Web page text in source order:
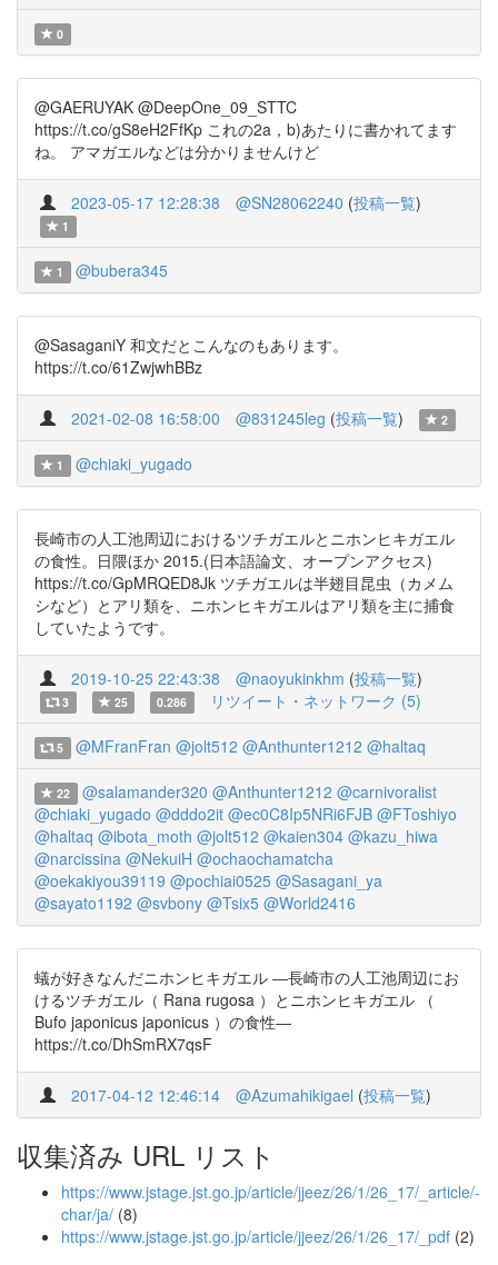
0
@GAERUYAK @DeepOne_09_STTC
https://t.co/gS8eH2FfKp これの2a，b)あたりに書かれてます
ね。 アマガエルなどは分かりませんけど
2023-05-17 12:28:38 @SN28062240 (投稿一覧)
1
1 @bubera345
@SasaganiY 和文だとこんなのもあります。
https://t.co/61ZwjwhBBz
2021-02-08 16:58:00 @831245leg (投稿一覧) 2
1 @chiaki_yugado
長崎市の人工池周辺におけるツチガエルとニホンヒキガエル
の食性。日隈ほか 2015.(日本語論文、オープンアクセス)
https://t.co/GpMRQED8Jk ツチガエルは半翅目昆虫（カメム
シなど）とアリ類を、ニホンヒキガエルはアリ類を主に捕食
していたようです。
2019-10-25 22:43:38 @naoyukinkhm (投稿一覧)
3 25 0.286 リツイート・ネットワーク (5)
5 @MFranFran @jolt512 @Anthunter1212 @haltaq
22 @salamander320 @Anthunter1212 @carnivoralist
@chiaki_yugado @dddo2it @ec0C8Ip5NRi6FJB @FToshiyo
@haltaq @ibota_moth @jolt512 @kaien304 @kazu_hiwa
@narcissina @NekuiH @ochaochamatcha
@oekakiyou39119 @pochiai0525 @Sasagani_ya
@sayato1192 @svbony @Tsix5 @World2416
蟻が好きなんだニホンヒキガエル ―長崎市の人工池周辺にお
けるツチガエル（ Rana rugosa ）とニホンヒキガエル （
Bufo japonicus japonicus ）の食性―
https://t.co/DhSmRX7qsF
2017-04-12 12:46:14 @Azumahikigael (投稿一覧)
収集済み URL リスト
https://www.jstage.jst.go.jp/article/jjeez/26/1/26_17/_article/-
char/ja/ (8)
https://www.jstage.jst.go.jp/article/jjeez/26/1/26_17/_pdf (2)